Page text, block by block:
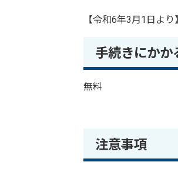
【令和6年3月1日よ
手続きにかか
無料
注意事項